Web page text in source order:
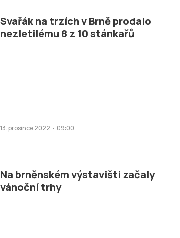
Svařák na trzích v Brně prodalo
nezletilému 8 z 10 stánkařů
13. prosince 2022 • 09:00
Na brněnském výstavišti začaly
vánoční trhy